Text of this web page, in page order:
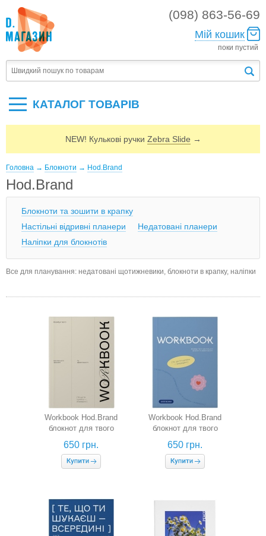
(098) 863-56-69
Мій кошик
поки пустий
КАТАЛОГ ТОВАРIВ
NEW! Кулькові ручки Zebra Slide →
Головна → Блокноти → Hod.Brand
Hod.Brand
Блокноти та зошити в крапку
Настільні відривні планери
Недатовані планери
Наліпки для блокнотів
Все для планування: недатовані щотижневики, блокноти в крапку, наліпки
Workbook Hod.Brand
блокнот для твого
ментального здоров'я та
ефективності (бежевий)
650 грн.
Workbook Hod.Brand
блокнот для твого
ментального здоров'я та
ефективності (блакитний)
650 грн.